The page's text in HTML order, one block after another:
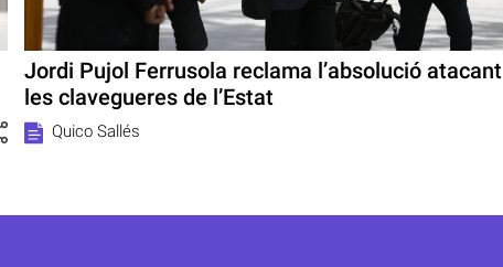
Jordi Pujol Ferrusola reclama l’absolució atacant
les clavegueres de l’Estat
Quico Sallés